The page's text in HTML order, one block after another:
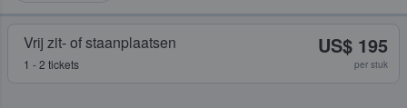
Vrij zit- of staanplaatsen
1 - 2 tickets
US$ 195
per stuk